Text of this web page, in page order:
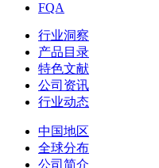
FQA
行业洞察
产品目录
特色文献
公司资讯
行业动态
中国地区
全球分布
公司简介